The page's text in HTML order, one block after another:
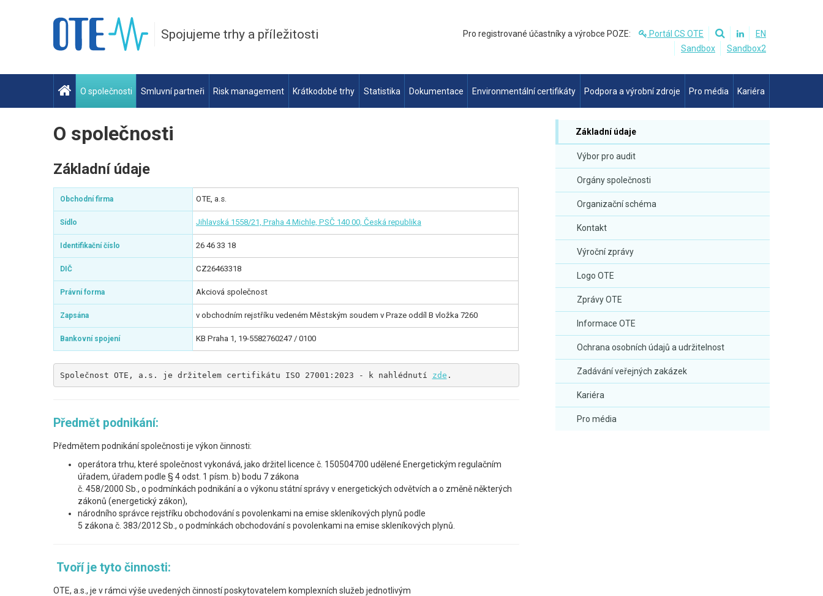
Spojujeme trhy a příležitosti Pro registrované účastníky a výrobce POZE: Portál CS OTE
EN
Sandbox
Sandbox2
O společnosti Smluvní partneři Risk management Krátkodobé trhy Statistika Dokumentace Environmentální certifikáty Podpora a výrobní zdroje Pro média Kariéra
Základní údaje
Výbor pro audit
Orgány společnosti
Organizační schéma
Kontakt
Výroční zprávy
Logo OTE
Zprávy OTE
Informace OTE
Ochrana osobních údajů a udržitelnost
Zadávání veřejných zakázek
Kariéra
Pro média
O společnosti
Základní údaje
Obchodní firma OTE, a.s.
Sídlo Jihlavská 1558/21, Praha 4 Michle, PSČ 140 00, Česká republika
Identifikační číslo 26 46 33 18
DIČ CZ26463318
Právní forma Akciová společnost
Zapsána v obchodním rejstříku vedeném Městským soudem v Praze oddíl B vložka 7260
Bankovní spojení KB Praha 1, 19-5582760247 / 0100
Společnost OTE, a.s. je držitelem certifikátu ISO 27001:2023 - k nahlédnutí zde .
Předmět podnikání:
Předmětem podnikání společnosti je výkon činnosti:
operátora trhu, které společnost vykonává, jako držitel licence č. 150504700 udělené Energetickým regulačním
úřadem, úřadem podle § 4 odst. 1 písm. b) bodu 7 zákona
č. 458/2000 Sb., o podmínkách podnikání a o výkonu státní správy v energetických odvětvích a o změně některých
zákonů (energetický zákon),
národního správce rejstříku obchodování s povolenkami na emise skleníkových plynů podle
5 zákona č. 383/2012 Sb., o podmínkách obchodování s povolenkami na emise skleníkových plynů.
Tvoří je tyto činnosti:
OTE, a.s., je v rámci výše uvedených činností poskytovatelem komplexních služeb jednotlivým